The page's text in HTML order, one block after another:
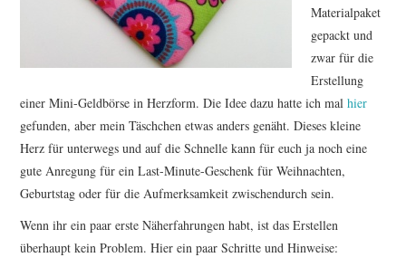
TUTORIALS
WORKSHOPS
PAPIERLIEBE AM
MONTAG
IMPRESSUM
DATENSCHUTZ
Materialpaket
gepackt und
zwar für die
Erstellung
einer Mini-Geldbörse in Herzform. Die Idee dazu hatte ich malhier
gefunden, aber mein Täschchen etwas anders genäht. Dieses kleine
Herz für unterwegs und auf die Schnelle kann für euch ja noch eine
gute Anregung für ein Last-Minute-Geschenk für Weihnachten,
Geburtstag oder für die Aufmerksamkeit zwischendurch sein.
Wenn ihr ein paar erste Näherfahrungen habt, ist das Erstellen
überhaupt kein Problem. Hier ein paar Schritte und Hinweise: